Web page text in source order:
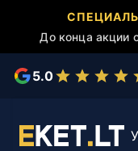
До конца акции
5.0
Выберите услугу